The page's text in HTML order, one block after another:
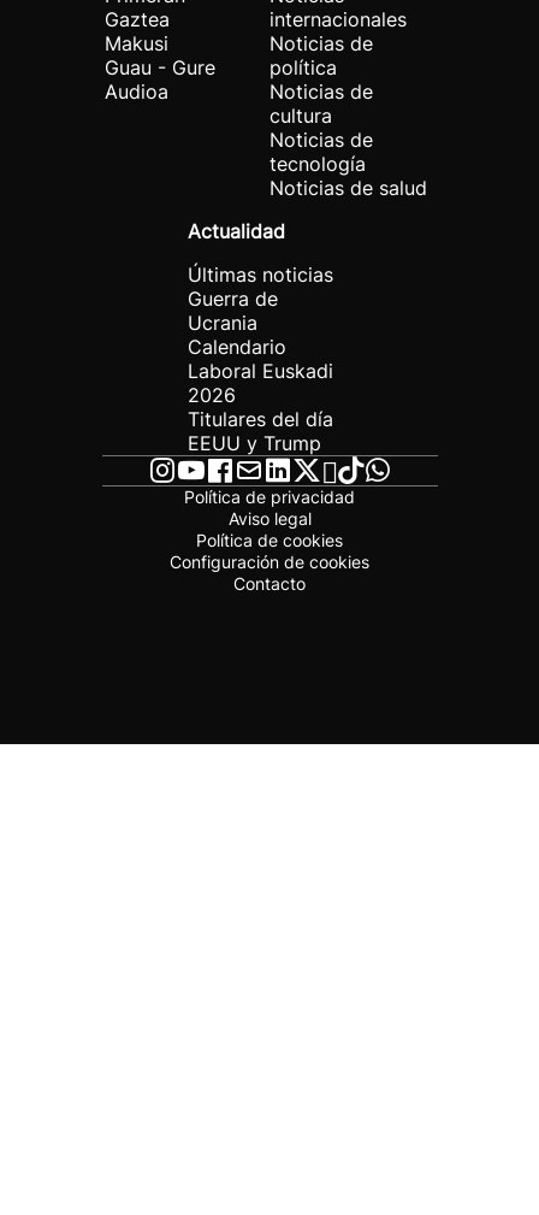
Gaztea
Makusi
Guau - Gure
Audioa
internacionales
Noticias de
política
Noticias de
cultura
Noticias de
tecnología
Noticias de salud
Actualidad
Últimas noticias
Guerra de
Ucrania
Calendario
Laboral Euskadi
2026
Titulares del día
EEUU y Trump
Política de privacidad
Aviso legal
Política de cookies
Configuración de cookies
Contacto